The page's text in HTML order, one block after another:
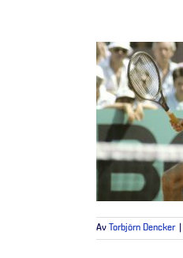
Av Torbjörn Dencker